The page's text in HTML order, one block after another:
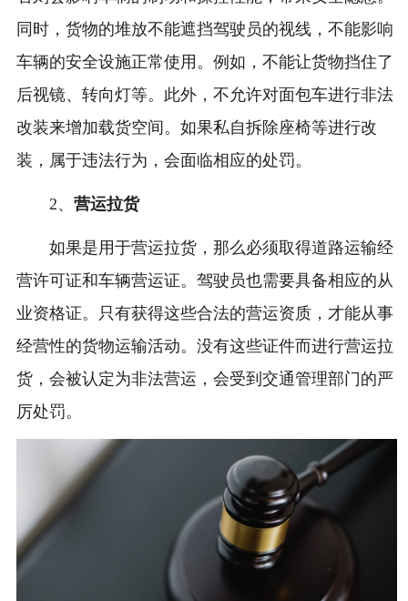
同时，货物的堆放不能遮挡驾驶员的视线，不能影响
车辆的安全设施正常使用。例如，不能让货物挡住了
后视镜、转向灯等。此外，不允许对面包车进行非法
改装来增加载货空间。如果私自拆除座椅等进行改
装，属于违法行为，会面临相应的处罚。
2、 营运拉货
如果是用于营运拉货，那么必须取得道路运输经
营许可证和车辆营运证。驾驶员也需要具备相应的从
业资格证。只有获得这些合法的营运资质，才能从事
经营性的货物运输活动。没有这些证件而进行营运拉
货，会被认定为非法营运，会受到交通管理部门的严
厉处罚。